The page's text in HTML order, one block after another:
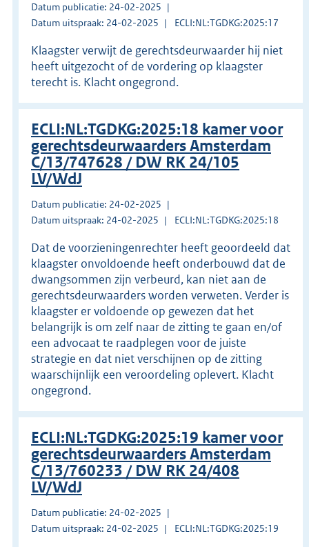
Datum publicatie: 24-02-2025
Datum uitspraak: 24-02-2025
ECLI:NL:TGDKG:2025:17
Klaagster verwijt de gerechtsdeurwaarder hij niet
heeft uitgezocht of de vordering op klaagster
terecht is. Klacht ongegrond.
ECLI:NL:TGDKG:2025:18 kamer voor
gerechtsdeurwaarders Amsterdam
C/13/747628 / DW RK 24/105
LV/WdJ
Datum publicatie: 24-02-2025
Datum uitspraak: 24-02-2025
ECLI:NL:TGDKG:2025:18
Dat de voorzieningenrechter heeft geoordeeld dat
klaagster onvoldoende heeft onderbouwd dat de
dwangsommen zijn verbeurd, kan niet aan de
gerechtsdeurwaarders worden verweten. Verder is
klaagster er voldoende op gewezen dat het
belangrijk is om zelf naar de zitting te gaan en/of
een advocaat te raadplegen voor de juiste
strategie en dat niet verschijnen op de zitting
waarschijnlijk een veroordeling oplevert. Klacht
ongegrond.
ECLI:NL:TGDKG:2025:19 kamer voor
gerechtsdeurwaarders Amsterdam
C/13/760233 / DW RK 24/408
LV/WdJ
Datum publicatie: 24-02-2025
Datum uitspraak: 24-02-2025
ECLI:NL:TGDKG:2025:19